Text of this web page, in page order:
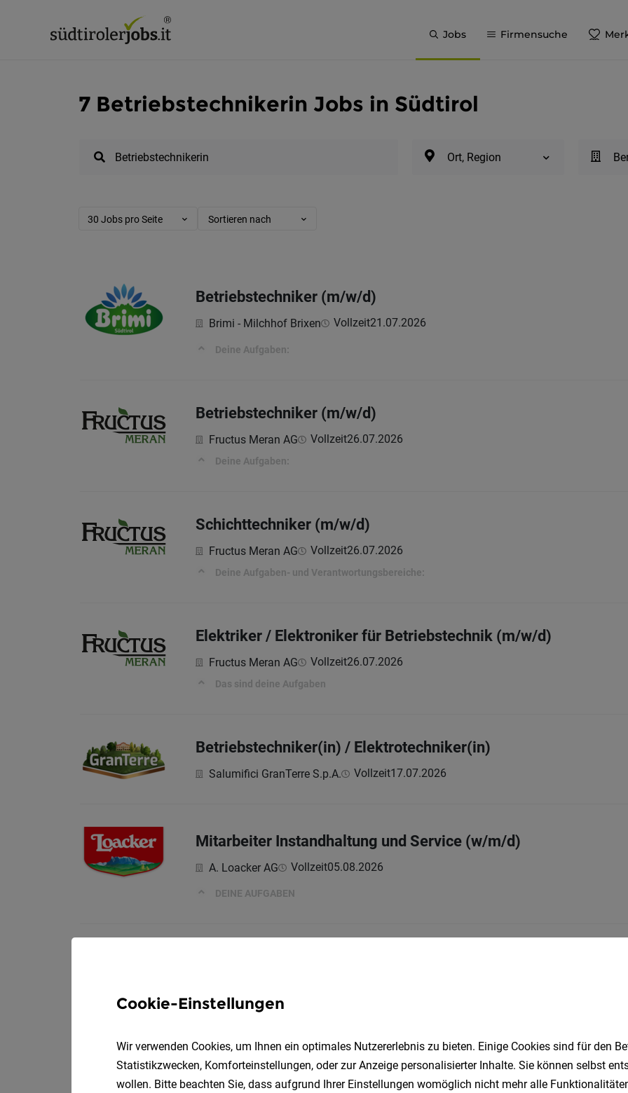
Jobs Firmensuche
7 Betriebstechnikerin Jobs in Südtirol
Ort, Region
30 Jobs pro Seite Sortieren nach
Betriebstechniker (m/w/d)
Brimi - Milchhof Brixen Vollzeit21.07.2026
Deine Aufgaben:
Betriebstechniker (m/w/d)
Fructus Meran AG Vollzeit26.07.2026
Deine Aufgaben:
Schichttechniker (m/w/d)
Fructus Meran AG Vollzeit26.07.2026
Deine Aufgaben- und Verantwortungsbereiche:
Elektriker / Elektroniker für Betriebstechnik (m/w/d)
Fructus Meran AG Vollzeit26.07.2026
Das sind deine Aufgaben
Betriebstechniker(in) / Elektrotechniker(in)
Salumifici GranTerre S.p.A. Vollzeit17.07.2026
Mitarbeiter Instandhaltung und Service (w/m/d)
A. Loacker AG Vollzeit05.08.2026
DEINE AUFGABEN
Betriebstechniker für die Instandhaltung (m/w/d)
Cookie-Einstellungen
Wir verwenden Cookies, um Ihnen ein optimales Nutzererlebnis zu bieten. Einige Cookies sind für den
Statistikzwecken, Komforteinstellungen, oder zur Anzeige personalisierter Inhalte. Sie können selbst
wollen. Bitte beachten Sie, dass aufgrund Ihrer Einstellungen womöglich nicht mehr alle